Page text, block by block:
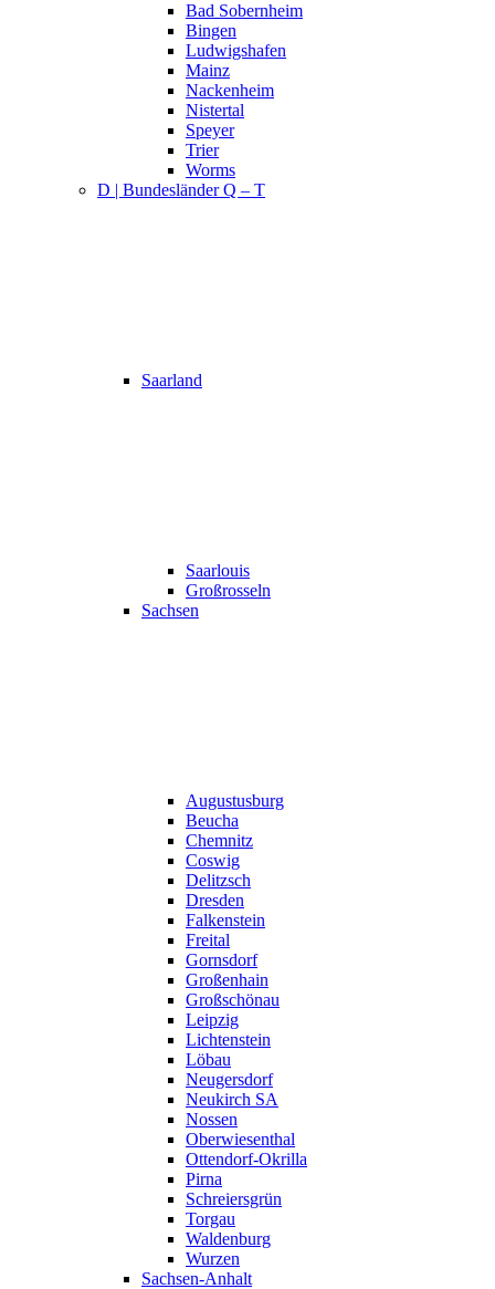
Bad Sobernheim
Bingen
Ludwigshafen
Mainz
Nackenheim
Nistertal
Speyer
Trier
Worms
D | Bundesländer Q – T
Saarland
Saarlouis
Großrosseln
Sachsen
Augustusburg
Beucha
Chemnitz
Coswig
Delitzsch
Dresden
Falkenstein
Freital
Gornsdorf
Großenhain
Großschönau
Leipzig
Lichtenstein
Löbau
Neugersdorf
Neukirch SA
Nossen
Oberwiesenthal
Ottendorf-Okrilla
Pirna
Schreiersgrün
Torgau
Waldenburg
Wurzen
Sachsen-Anhalt